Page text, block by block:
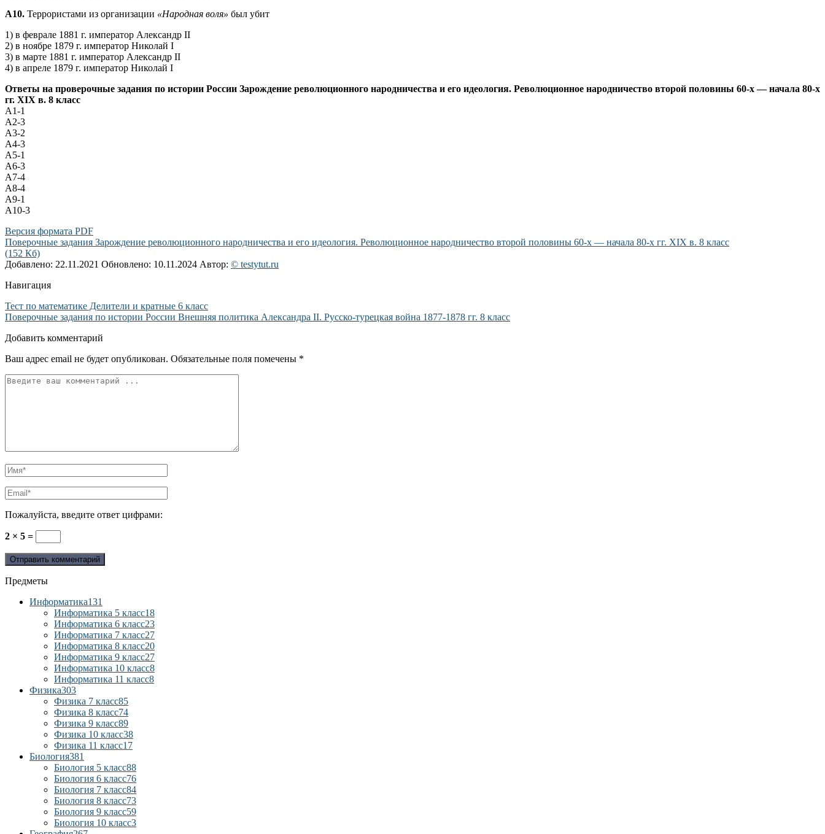
А10. Террористами из организации «Народная воля» был убит
1) в феврале 1881 г. император Александр II
2) в ноябре 1879 г. император Николай I
3) в марте 1881 г. император Александр II
4) в апреле 1879 г. император Николай I
Ответы на проверочные задания по истории России Зарождение революционного народничества и его идеология. Революционное народничество второй половины 60-х — начала 80-х
гг. XIX в. 8 класс
А1-1
А2-3
А3-2
А4-3
А5-1
А6-3
А7-4
А8-4
А9-1
А10-3
Версия формата PDF
Поверочные задания Зарождение революционного народничества и его идеология. Революционное народничество второй половины 60-х — начала 80-х гг. XIX в. 8 класс
(152 Кб)
Добавлено: 22.11.2021 Обновлено: 10.11.2024 Автор: © testytut.ru
Навигация
Тест по математике Делители и кратные 6 класс
Поверочные задания по истории России Внешняя политика Александра II. Русско-турецкая война 1877-1878 гг. 8 класс
Добавить комментарий
Ваш адрес email не будет опубликован. Обязательные поля помечены *
Пожалуйста, введите ответ цифрами:
2 × 5 =
Предметы
Информатика131
Информатика 5 класс18
Информатика 6 класс23
Информатика 7 класс27
Информатика 8 класс20
Информатика 9 класс27
Информатика 10 класс8
Информатика 11 класс8
Физика303
Физика 7 класс85
Физика 8 класс74
Физика 9 класс89
Физика 10 класс38
Физика 11 класс17
Биология381
Биология 5 класс88
Биология 6 класс76
Биология 7 класс84
Биология 8 класс73
Биология 9 класс59
Биология 10 класс3